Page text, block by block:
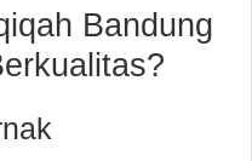
Bandung